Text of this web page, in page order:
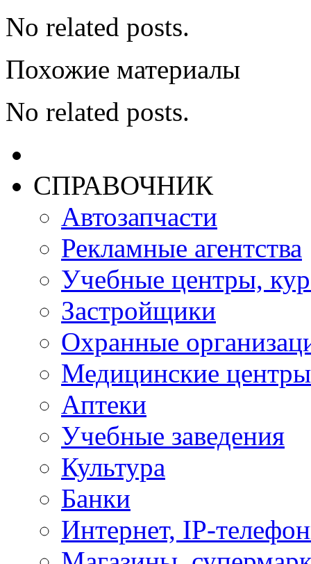
No related posts.
Похожие материалы
No related posts.
СПРАВОЧНИК
Автозапчасти
Рекламные агентства
Учебные центры,
Застройщики
Охранные
Медицинские центры
Аптеки
Учебные заведения
Культура
Банки
Интернет, IP-